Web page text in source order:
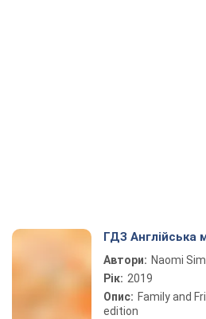
ГДЗ Англійська
Автори: Naomi
Рік: 2019
Опис: Family and
edition